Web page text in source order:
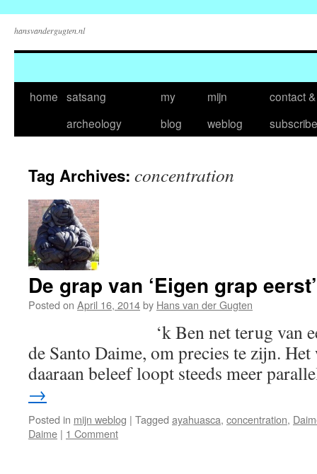
hansvandergugten.nl
Skip
home satsang
archeology
my
blog
mijn
weblog
contact &
subscribe
Tag Archives: concentration
De grap van ‘Eigen grap eerst’
Posted on April 16, 2014by Hans van der Gugten
‘k Ben net terug van een
de Santo Daime, om precies te zijn.
daaraan beleef loopt steeds meer
→
Posted in mijn weblog | Tagged ayahuasca, concentration,
Daime | 1 Comment